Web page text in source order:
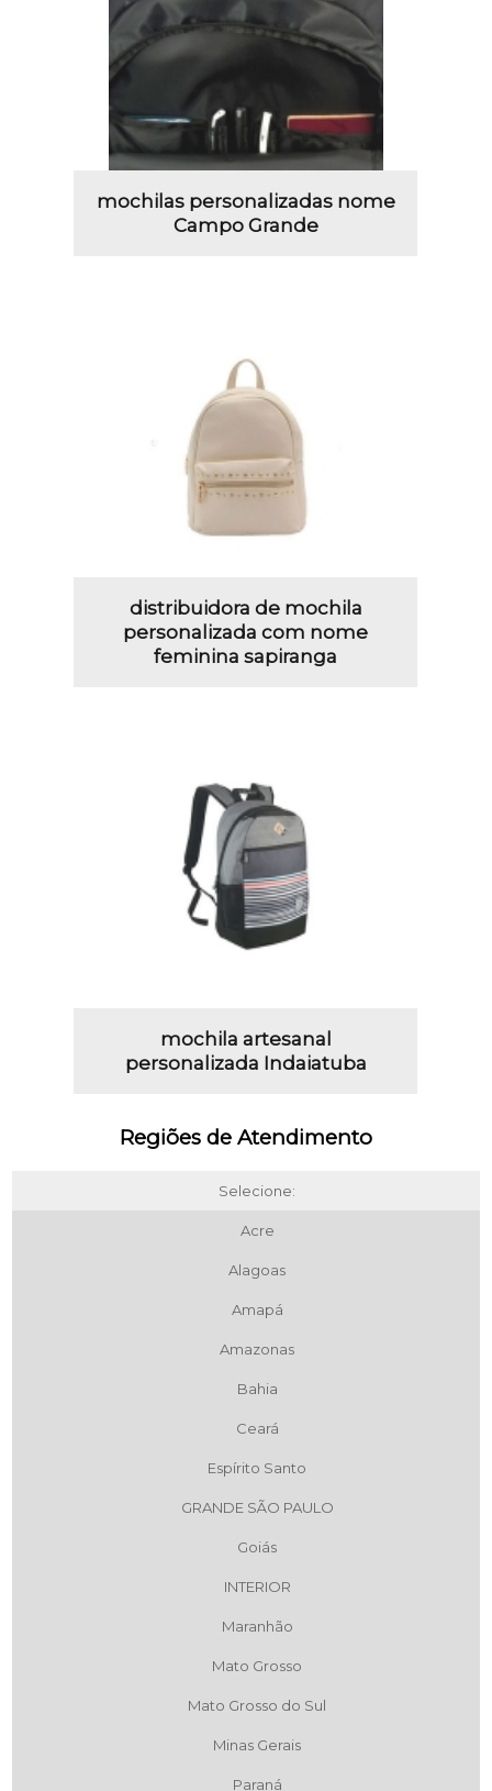
mochilas personalizadas nome
Campo Grande
distribuidora de mochila
personalizada com nome
feminina sapiranga
mochila artesanal
personalizada Indaiatuba
Regiões de Atendimento
Selecione:
Acre
Alagoas
Amapá
Amazonas
Bahia
Ceará
Espírito Santo
GRANDE SÃO PAULO
Goiás
INTERIOR
Maranhão
Mato Grosso
Mato Grosso do Sul
Minas Gerais
Paraná